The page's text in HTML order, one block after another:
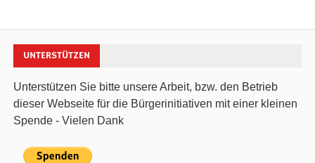
UNTERSTÜTZEN
Unterstützen Sie bitte unsere Arbeit, bzw. den Betrieb
dieser Webseite für die Bürgerinitiativen mit einer kleinen
Spende - Vielen Dank